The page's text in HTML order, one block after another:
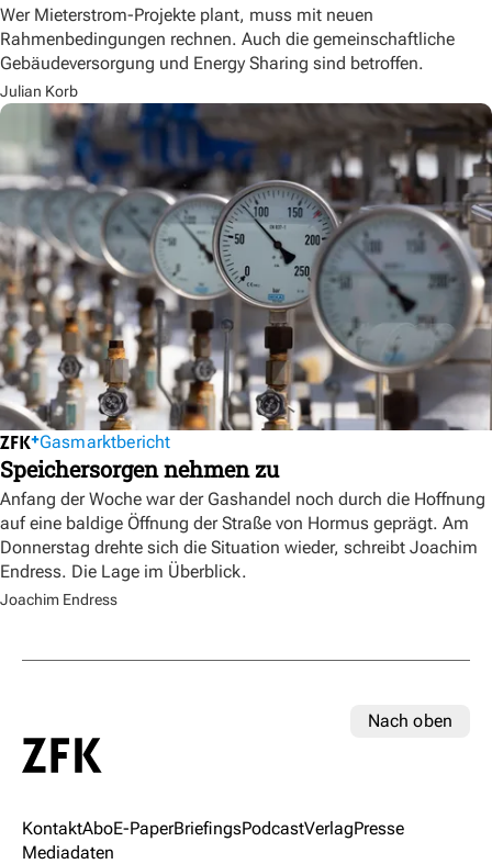
Wer Mieterstrom-Projekte plant, muss mit neuen
Rahmenbedingungen rechnen. Auch die gemeinschaftliche
Gebäudeversorgung und Energy Sharing sind betroffen.
Julian Korb
Gasmarktbericht
Speichersorgen nehmen zu
Anfang der Woche war der Gashandel noch durch die Hoffnung
auf eine baldige Öffnung der Straße von Hormus geprägt. Am
Donnerstag drehte sich die Situation wieder, schreibt Joachim
Endress. Die Lage im Überblick.
Joachim Endress
Nach oben
KontaktAboE-PaperBriefingsPodcastVerlagPresse
Mediadaten